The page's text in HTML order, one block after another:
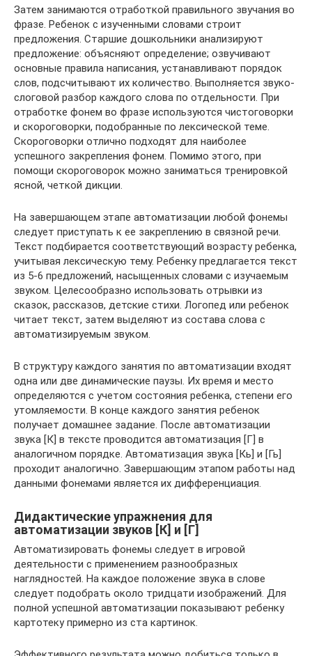
Затем занимаются отработкой правильного звучания во
фразе. Ребенок с изученными словами строит
предложения. Старшие дошкольники анализируют
предложение: объясняют определение; озвучивают
основные правила написания, устанавливают порядок
слов, подсчитывают их количество. Выполняется звуко-
слоговой разбор каждого слова по отдельности. При
отработке фонем во фразе используются чистоговорки
и скороговорки, подобранные по лексической теме.
Скороговорки отлично подходят для наиболее
успешного закрепления фонем. Помимо этого, при
помощи скороговорок можно заниматься тренировкой
ясной, четкой дикции.
На завершающем этапе автоматизации любой фонемы
следует приступать к ее закреплению в связной речи.
Текст подбирается соответствующий возрасту ребенка,
учитывая лексическую тему. Ребенку предлагается текст
из 5-6 предложений, насыщенных словами с изучаемым
звуком. Целесообразно использовать отрывки из
сказок, рассказов, детские стихи. Логопед или ребенок
читает текст, затем выделяют из состава слова с
автоматизируемым звуком.
В структуру каждого занятия по автоматизации входят
одна или две динамические паузы. Их время и место
определяются с учетом состояния ребенка, степени его
утомляемости. В конце каждого занятия ребенок
получает домашнее задание. После автоматизации
звука [К] в тексте проводится автоматизация [Г] в
аналогичном порядке. Автоматизация звука [Кь] и [Гь]
проходит аналогично. Завершающим этапом работы над
данными фонемами является их дифференциация.
Дидактические упражнения для
автоматизации звуков [К] и [Г]
Автоматизировать фонемы следует в игровой
деятельности с применением разнообразных
наглядностей. На каждое положение звука в слове
следует подобрать около тридцати изображений. Для
полной успешной автоматизации показывают ребенку
картотеку примерно из ста картинок.